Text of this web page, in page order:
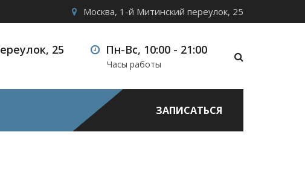
Москва, 1-й Митинский переулок, 25
25 Пн-Вс, 10:00 - 21:00
Часы работы
ЗАПИСАТЬСЯ